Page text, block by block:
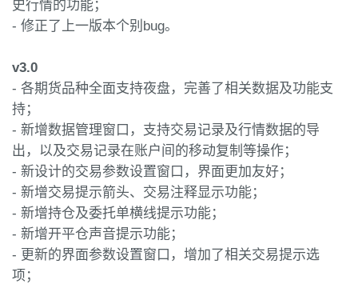
史行情的功能；
- 修正了上一版本个别bug。
v3.0
- 各期货品种全面支持夜盘，完善了相关数据及功能支
持；
- 新增数据管理窗口，支持交易记录及行情数据的导
出，以及交易记录在账户间的移动复制等操作；
- 新设计的交易参数设置窗口，界面更加友好；
- 新增交易提示箭头、交易注释显示功能；
- 新增持仓及委托单横线提示功能；
- 新增开平仓声音提示功能；
- 更新的界面参数设置窗口，增加了相关交易提示选
项；